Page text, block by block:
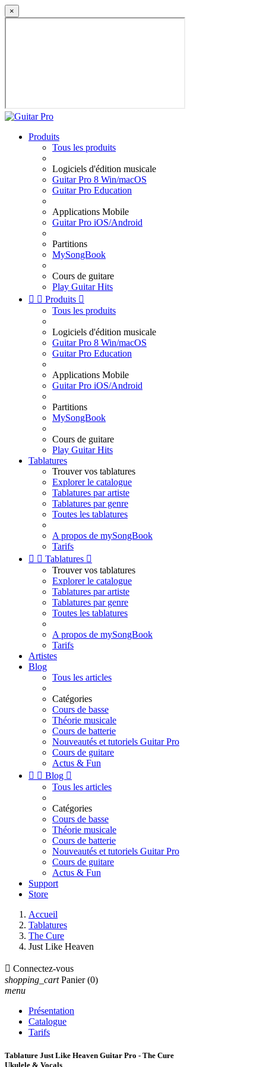
×
Produits
Tous les produits
Logiciels d'édition musicale
Guitar Pro 8 Win/macOS
Guitar Pro Education
Applications Mobile
Guitar Pro iOS/Android
Partitions
MySongBook
Cours de guitare
Play Guitar Hits
  Produits 
Tous les produits
Logiciels d'édition musicale
Guitar Pro 8 Win/macOS
Guitar Pro Education
Applications Mobile
Guitar Pro iOS/Android
Partitions
MySongBook
Cours de guitare
Play Guitar Hits
Tablatures
Trouver vos tablatures
Explorer le catalogue
Tablatures par artiste
Tablatures par genre
Toutes les tablatures
A propos de mySongBook
Tarifs
  Tablatures 
Trouver vos tablatures
Explorer le catalogue
Tablatures par artiste
Tablatures par genre
Toutes les tablatures
A propos de mySongBook
Tarifs
Artistes
Blog
Tous les articles
Catégories
Cours de basse
Théorie musicale
Cours de batterie
Nouveautés et tutoriels Guitar Pro
Cours de guitare
Actus & Fun
  Blog 
Tous les articles
Catégories
Cours de basse
Théorie musicale
Cours de batterie
Nouveautés et tutoriels Guitar Pro
Cours de guitare
Actus & Fun
Support
Store
Accueil
Tablatures
The Cure
Just Like Heaven
 Connectez-vous
shopping_cart Panier (0)
menu
Présentation
Catalogue
Tarifs
Tablature Just Like Heaven Guitar Pro - The Cure
Ukulele & Vocals